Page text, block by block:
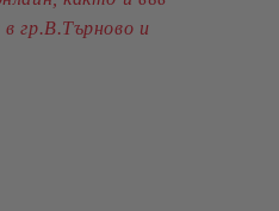
гр.В.Търново и